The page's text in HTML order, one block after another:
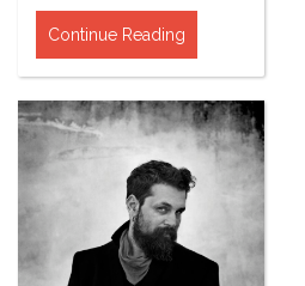
Continue Reading